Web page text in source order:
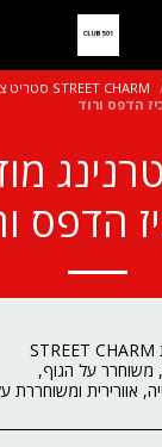
STREET CHARM סטריט צ'ארם
הדפס ורוד
הדפס
אוורירית ומשוחררת